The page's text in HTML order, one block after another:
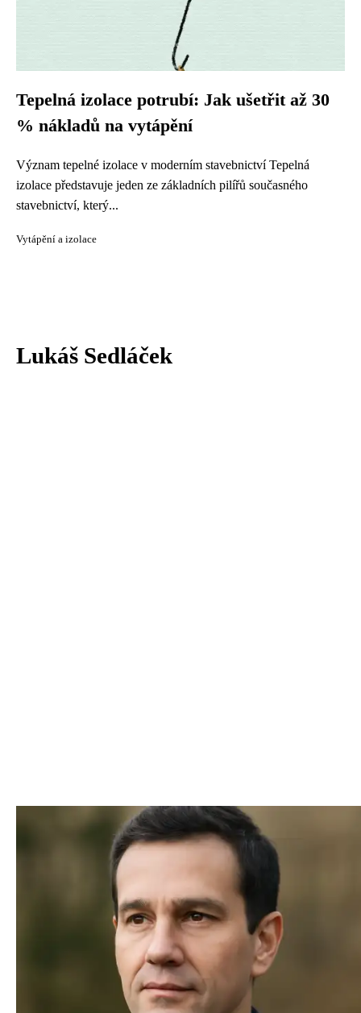
Tepelná izolace potrubí: Jak ušetřit až 30
% nákladů na vytápění
Význam tepelné izolace v moderním stavebnictví Tepelná
izolace představuje jeden ze základních pilířů současného
stavebnictví, který...
Vytápění a izolace
Lukáš Sedláček